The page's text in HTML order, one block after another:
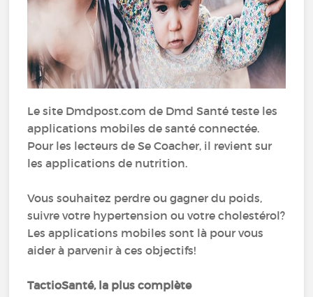
Le site Dmdpost.com de Dmd Santé teste les
applications mobiles de santé connectée.
Pour les lecteurs de Se Coacher, il revient sur
les applications de nutrition.
Vous souhaitez perdre ou gagner du poids,
suivre votre hypertension ou votre cholestérol?
Les applications mobiles sont là pour vous
aider à parvenir à ces objectifs!
TactioSanté, la plus complète